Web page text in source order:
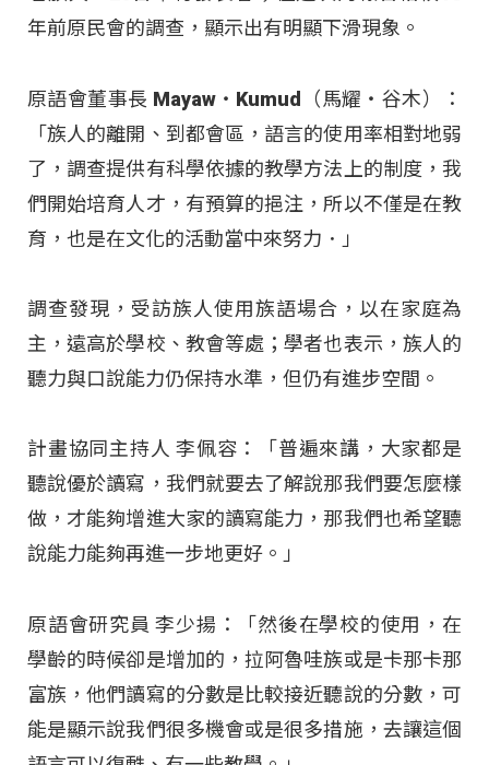
年前原民會的調查，顯示出有明顯下滑現象。
原語會董事長 Mayaw‧Kumud（馬耀‧谷木）：
「族人的離開、到都會區，語言的使用率相對地弱
了，調查提供有科學依據的教學方法上的制度，我
們開始培育人才，有預算的挹注，所以不僅是在教
育，也是在文化的活動當中來努力．」
調查發現，受訪族人使用族語場合，以在家庭為
主，遠高於學校、教會等處；學者也表示，族人的
聽力與口說能力仍保持水準，但仍有進步空間。
計畫協同主持人 李佩容：「普遍來講，大家都是
聽說優於讀寫，我們就要去了解說那我們要怎麼樣
做，才能夠增進大家的讀寫能力，那我們也希望聽
說能力能夠再進一步地更好。」
原語會研究員 李少揚：「然後在學校的使用，在
學齡的時候卻是增加的，拉阿魯哇族或是卡那卡那
富族，他們讀寫的分數是比較接近聽說的分數，可
能是顯示說我們很多機會或是很多措施，去讓這個